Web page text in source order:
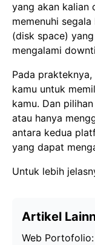
yang akan kalian
memenuhi
(disk space)
mengalami
Pada
kamu untuk
kamu. Dan
atau hanya
antara kedua
yang dapat
Untuk lebih
Artikel
Web